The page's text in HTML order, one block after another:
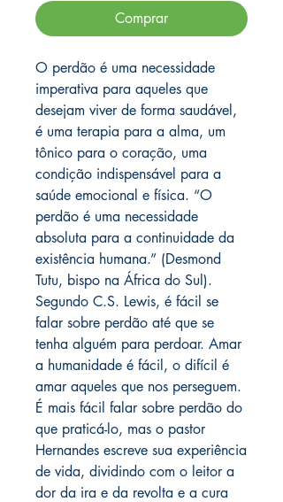
Comprar
O perdão é uma necessidade
imperativa para aqueles que
desejam viver de forma saudável,
é uma terapia para a alma, um
tônico para o coração, uma
condição indispensável para a
saúde emocional e física. “O
perdão é uma necessidade
absoluta para a continuidade da
existência humana.” (Desmond
Tutu, bispo na África do Sul).
Segundo C.S. Lewis, é fácil se
falar sobre perdão até que se
tenha alguém para perdoar. Amar
a humanidade é fácil, o difícil é
amar aqueles que nos perseguem.
É mais fácil falar sobre perdão do
que praticá-lo, mas o pastor
Hernandes escreve sua experiência
de vida, dividindo com o leitor a
dor da ira e da revolta e a cura